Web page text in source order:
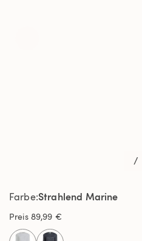
/
Farbe Strahlend Marine
Preis 89,99 €